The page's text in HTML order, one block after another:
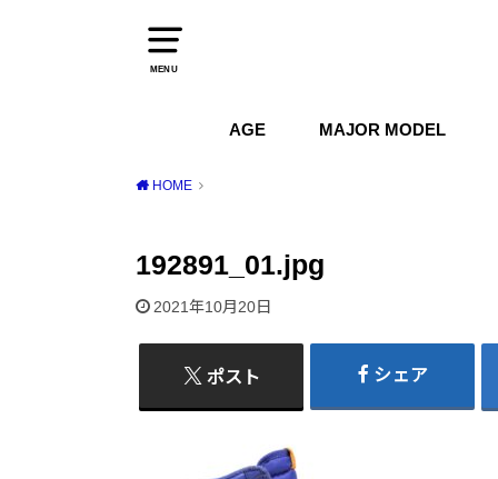
MENU
AGE MAJOR MODEL
HOME
192891_01.jpg
2021年10月20日
ポスト シェア